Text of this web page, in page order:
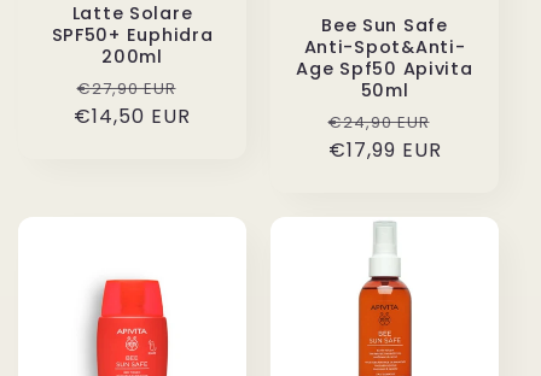
Latte Solare
SPF50+ Euphidra
200ml
Prezzo
di
€27,90 EUR
scontato
€14,50 EUR
Bee Sun Safe
Anti-Spot&Anti-
Age Spf50 Apivita
50ml
Prezzo
di
€24,90 EUR
€17,99 EUR